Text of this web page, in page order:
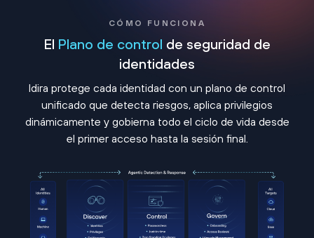
CÓMO FUNCIONA
El Plano de control de seguridad de
identidades
Idira protege cada identidad con un plano de control
unificado que detecta riesgos, aplica privilegios
dinámicamente y gobierna todo el ciclo de vida desde
el primer acceso hasta la sesión final.